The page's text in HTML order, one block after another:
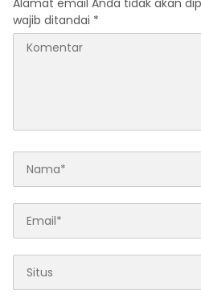
Alamat email Anda tidak akan
wajib ditandai *